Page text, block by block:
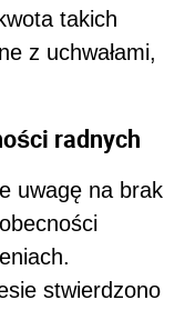
takich
z uchwałami,
radnych
uwagę na brak
stwierdzono